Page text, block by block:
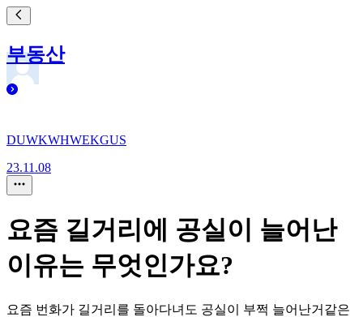
부동산
DUWKWHWEKGUS
23.11.08
요즘 길거리에 공실이 늘어난
이유는 무엇인가요?
요즘 번화가 길거리를 돌아다녀도 공실이 부쩍 늘어난거같은